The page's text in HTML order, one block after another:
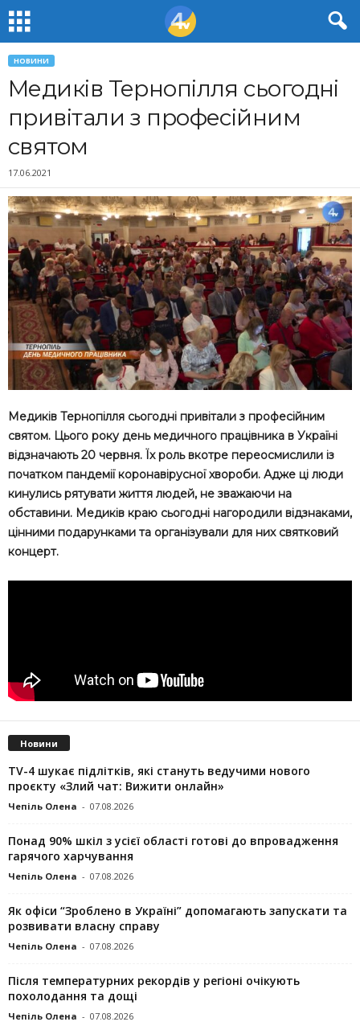
НОВИНИ
Медиків Тернопілля сьогодні
привітали з професійним
святом
17.06.2021
Медиків Тернопілля сьогодні привітали з професійним
святом. Цього року день медичного працівника в Україні
відзначають 20 червня. Їх роль вкотре переосмислили із
початком пандемії коронавірусної хвороби. Адже ці люди
кинулись рятувати життя людей, не зважаючи на
обставини. Медиків краю сьогодні нагородили відзнаками,
цінними подарунками та організували для них святковий
концерт.
Новини
TV-4 шукає підлітків, які стануть ведучими нового
проєкту «Злий чат: Вижити онлайн»
Чепіль Олена - 07.08.2026
Понад 90% шкіл з усієї області готові до впровадження
гарячого харчування
Чепіль Олена - 07.08.2026
Як офіси “Зроблено в Україні” допомагають запускaти та
розвивати власну справу
Чепіль Олена - 07.08.2026
Після температурних рекордів у регіоні очікують
похолодання та дощі
Чепіль Олена - 07.08.2026